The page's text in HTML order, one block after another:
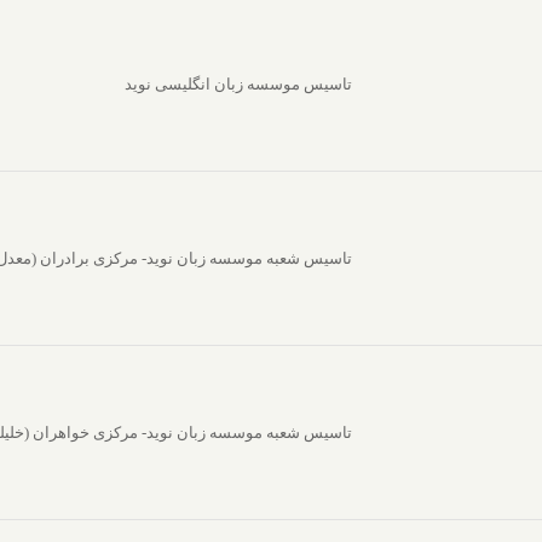
تاسیس موسسه زبان انگلیسی نوید
تاسیس شعبه موسسه زبان نوید- مرکزی برادران
تاسیس شعبه موسسه زبان نوید- مرکزی خواهران